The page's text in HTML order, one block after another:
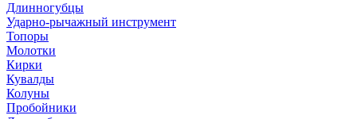
Длинногубцы
Ударно-рычажный инструмент
Топоры
Молотки
Кирки
Кувалды
Колуны
Пробойники